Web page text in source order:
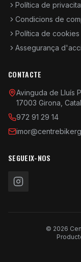
Política de
Condicions de
Política de cookies
Assegurança
CONTACTE
Avinguda de Lluís
17003 Girona,
972 91 29 14
SEGUEIX-NOS
© 2026